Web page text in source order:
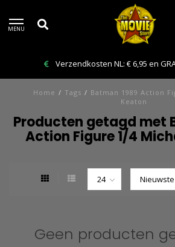
MENU
Verzendkosten NL: € 6,95 en
Home / Tags / Batman 1989 Action
Keaton
Producten getagd met
Action Figure 1/4
Geen producten